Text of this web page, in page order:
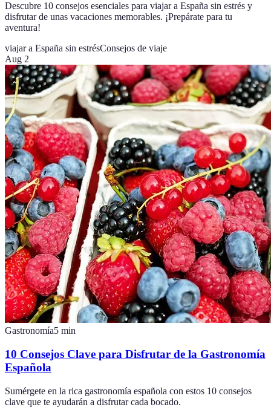
Descubre 10 consejos esenciales para viajar a España sin estrés y
disfrutar de unas vacaciones memorables. ¡Prepárate para tu
aventura!
viajar a España sin estrésConsejos de viaje
Aug 2
Gastronomía5 min
10 Consejos Clave para Disfrutar de la Gastronomía
Española
Sumérgete en la rica gastronomía española con estos 10 consejos
clave que te ayudarán a disfrutar cada bocado.